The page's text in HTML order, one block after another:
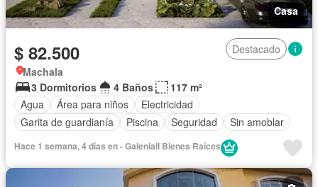
Casa
$ 82.500
Destacado
Machala
3 Dormitorios
4 Baños
117 m²
Agua
Área para niños
Electricidad
Garita de guardianía
Piscina Seguridad Sin amoblar
Hace 1 semana, 4 días en - Galeniall Bienes Raíces